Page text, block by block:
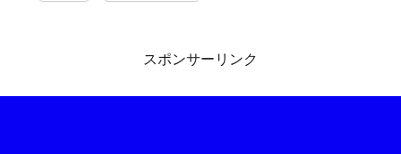
スポンサーリンク